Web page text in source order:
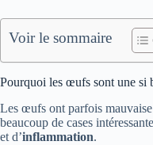
Voir le sommaire
Pourquoi les œufs sont une si
Les œufs ont parfois
beaucoup de cases
et d’inflammation.